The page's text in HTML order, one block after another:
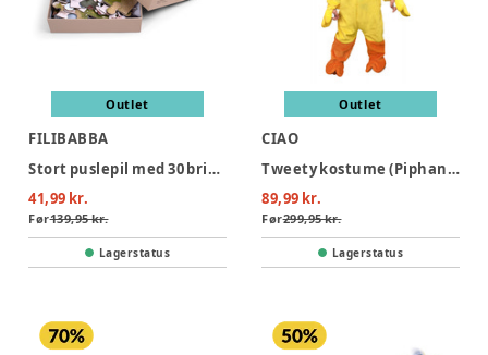
Outlet
FILIBABBA
Stort puslepil med 30 brikker - Bondegården
41,99 kr.
Før139,95 kr.
Lagerstatus
Outlet
CIAO
Tweety kostume (Piphans) - GUL
89,99 kr.
Før299,95 kr.
Lagerstatus